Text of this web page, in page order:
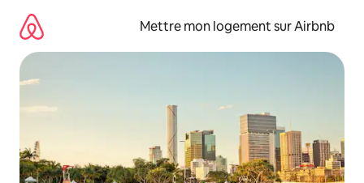
directement
contenu
Mettre mon logement sur Airbnb